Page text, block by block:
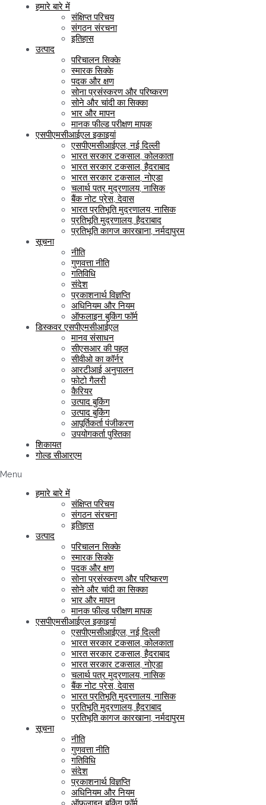
हमारे बारे में
संक्षिप्त परिचय
संगठन संरचना
इतिहास
उत्पाद
परिचालन सिक्के
स्मारक सिक्के
पदक और क्षण
सोना प्रसंस्करण और परिष्करण
सोने और चांदी का सिक्का
भार और मापन
मानक फील्ड परीक्षण मापक
एसपीएमसीआईएल इकाइयां
एसपीएमसीआईएल, नई दिल्ली
भारत सरकार टकसाल, कोलकाता
भारत सरकार टकसाल, हैदराबाद
भारत सरकार टकसाल, नोएडा
चलार्थ पत्र मुद्रणालय, नासिक
बैंक नोट प्रेस, देवास
भारत प्रतिभूति मुद्रणालय, नासिक
प्रतिभूति मुद्रणालय, हैदराबाद
प्रतिभूति कागज कारखाना, नर्मदापुरम
सूचना
नीति
गुणवत्ता नीति
गतिविधि
संदेश
प्रकाशनार्थ विज्ञप्ति
अधिनियम और नियम
ऑफलाइन बुकिंग फॉर्म
डिस्कवर एसपीएमसीआईएल
मानव संसाधन
सीएसआर की पहल
सीवीओ का कॉर्नर
आरटीआई अनुपालन
फोटो गैलरी
कैरियर
उत्पाद बुकिंग
उत्पाद बुकिंग
आपूर्तिकर्ता पंजीकरण
उपयोगकर्ता पुस्तिका
शिकायत
गोल्ड सीआरएम
Menu
हमारे बारे में
संक्षिप्त परिचय
संगठन संरचना
इतिहास
उत्पाद
परिचालन सिक्के
स्मारक सिक्के
पदक और क्षण
सोना प्रसंस्करण और परिष्करण
सोने और चांदी का सिक्का
भार और मापन
मानक फील्ड परीक्षण मापक
एसपीएमसीआईएल इकाइयां
एसपीएमसीआईएल, नई दिल्ली
भारत सरकार टकसाल, कोलकाता
भारत सरकार टकसाल, हैदराबाद
भारत सरकार टकसाल, नोएडा
चलार्थ पत्र मुद्रणालय, नासिक
बैंक नोट प्रेस, देवास
भारत प्रतिभूति मुद्रणालय, नासिक
प्रतिभूति मुद्रणालय, हैदराबाद
प्रतिभूति कागज कारखाना, नर्मदापुरम
सूचना
नीति
गुणवत्ता नीति
गतिविधि
संदेश
प्रकाशनार्थ विज्ञप्ति
अधिनियम और नियम
ऑफलाइन बुकिंग फॉर्म